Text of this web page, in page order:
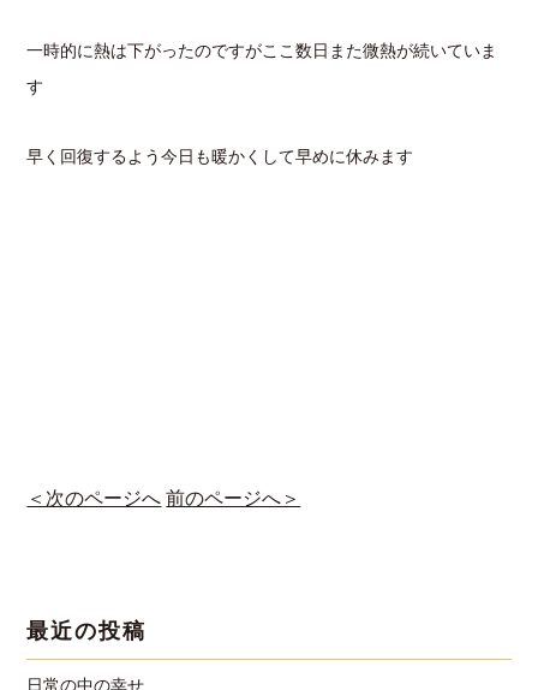
一時的に熱は下がったのですがここ数日また微熱が続いていま
す
早く回復するよう今日も暖かくして早めに休みます
＜次のページへ 前のページへ＞
最近の投稿
日常の中の幸せ